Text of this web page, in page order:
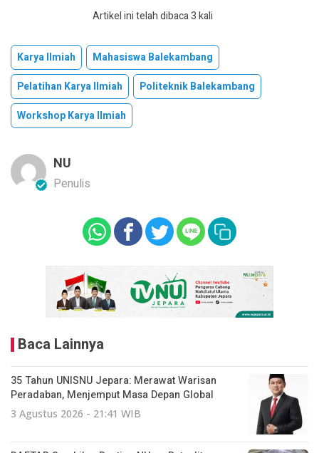
Artikel ini telah dibaca 3 kali
Karya Ilmiah
Mahasiswa Balekambang
Pelatihan Karya Ilmiah
Politeknik Balekambang
Workshop Karya Ilmiah
NU
Penulis
Baca Lainnya
35 Tahun UNISNU Jepara: Merawat Warisan
Peradaban, Menjemput Masa Depan Global
3 Agustus 2026 - 21:41 WIB